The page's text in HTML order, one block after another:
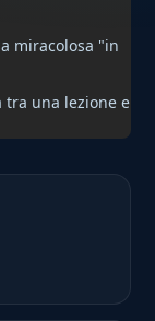
miracolosa "in
tra una lezione e